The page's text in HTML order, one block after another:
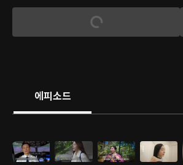
에피소드